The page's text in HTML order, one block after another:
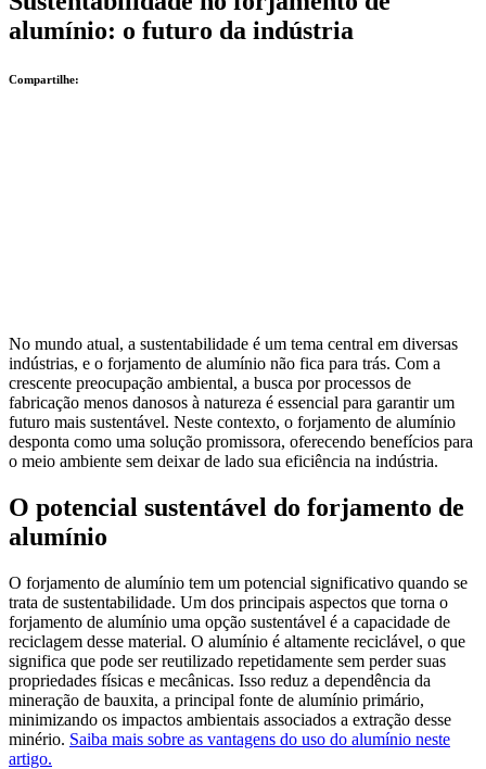
alumínio: o futuro da indústria
Compartilhe:
No mundo atual, a sustentabilidade é um tema central em diversas
indústrias, e o forjamento de alumínio não fica para trás. Com a
crescente preocupação ambiental, a busca por processos de
fabricação menos danosos à natureza é essencial para garantir um
futuro mais sustentável. Neste contexto, o forjamento de alumínio
desponta como uma solução promissora, oferecendo benefícios para
o meio ambiente sem deixar de lado sua eficiência na indústria.
O potencial sustentável do forjamento de
alumínio
O forjamento de alumínio tem um potencial significativo quando se
trata de sustentabilidade. Um dos principais aspectos que torna o
forjamento de alumínio uma opção sustentável é a capacidade de
reciclagem desse material. O alumínio é altamente reciclável, o que
significa que pode ser reutilizado repetidamente sem perder suas
propriedades físicas e mecânicas. Isso reduz a dependência da
mineração de bauxita, a principal fonte de alumínio primário,
minimizando os impactos ambientais associados a extração desse
minério. Saiba mais sobre as vantagens do uso do alumínio neste
artigo.